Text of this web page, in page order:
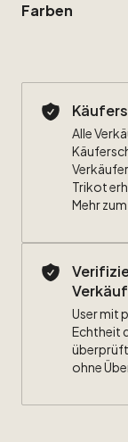
Farben
Alle
Trikot
Mehr zum
User mit
Echtheit
überprüft
ohne